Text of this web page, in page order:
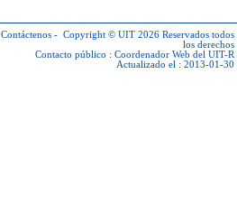
Contáctenos - Copyright © UIT 2026 Reservados todos
los derechos
Contacto público : Coordenador Web del UIT-R
Actualizado el : 2013-01-30